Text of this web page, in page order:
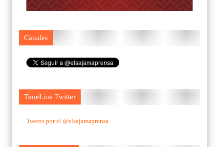
Canales
TimeLine Twitter
Tweets por el @elsajamaprensa.